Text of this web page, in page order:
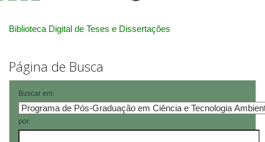
Biblioteca Digital de Teses e Dissertações
Página de Busca
Buscar em:
por